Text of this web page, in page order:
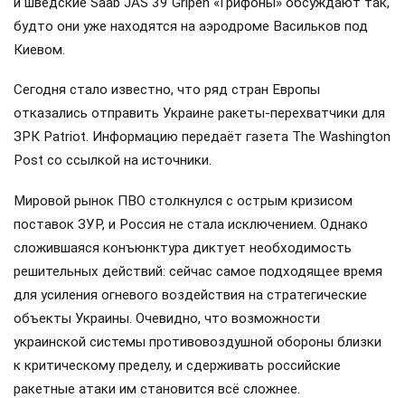
будто они уже находятся на аэродроме Васильков под
Киевом.
Сегодня стало известно, что ряд стран Европы
отказались отправить Украине ракеты-перехватчики для
ЗРК Patriot. Информацию передаёт газета The Washington
Post со ссылкой на источники.
Мировой рынок ПВО столкнулся с острым кризисом
поставок ЗУР, и Россия не стала исключением. Однако
сложившаяся конъюнктура диктует необходимость
решительных действий: сейчас самое подходящее время
для усиления огневого воздействия на стратегические
объекты Украины. Очевидно, что возможности
украинской системы противовоздушной обороны близки
к критическому пределу, и сдерживать российские
ракетные атаки им становится всё сложнее.